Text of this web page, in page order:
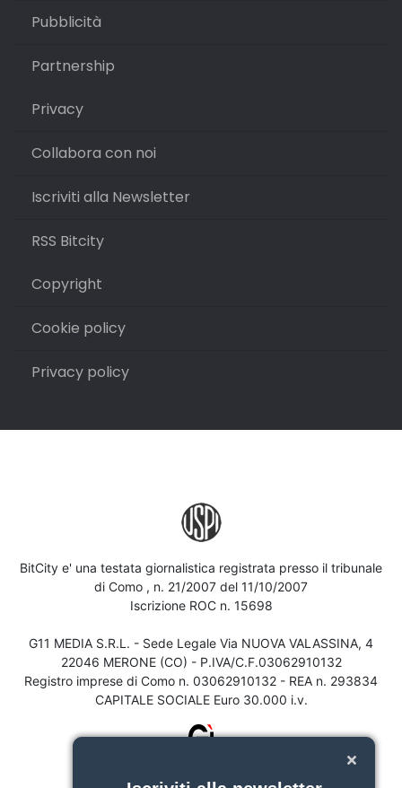
Pubblicità
Partnership
Privacy
Collabora con noi
Iscriviti alla Newsletter
RSS Bitcity
Copyright
Cookie policy
Privacy policy
BitCity e' una testata giornalistica registrata presso il tribunale
di Como , n. 21/2007 del 11/10/2007
Iscrizione ROC n. 15698
G11 MEDIA S.R.L. - Sede Legale Via NUOVA VALASSINA, 4
22046 MERONE (CO) - P.IVA/C.F.03062910132
Registro imprese di Como n. 03062910132 - REA n. 293834
CAPITALE SOCIALE Euro 30.000 i.v.